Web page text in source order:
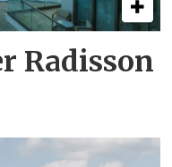
Radisson